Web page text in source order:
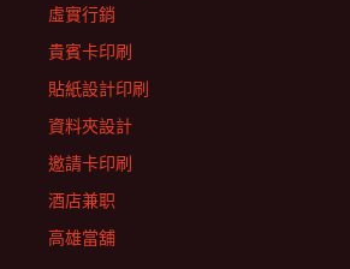
虛實行銷
貴賓卡印刷
貼紙設計印刷
資料夾設計
邀請卡印刷
酒店兼职
高雄當舖